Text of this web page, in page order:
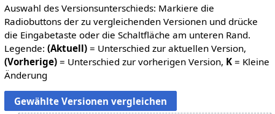
Auswahl des Versionsunterschieds: Markiere die
Radiobuttons der zu vergleichenden Versionen und drücke
die Eingabetaste oder die Schaltfläche am unteren Rand.
Legende: (Aktuell)= Unterschied zur aktuellen Version,
(Vorherige)= Unterschied zur vorherigen Version, K= Kleine
Änderung